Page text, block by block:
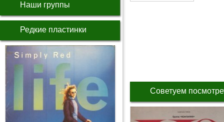
Наши группы
Редкие пластинки
Советуем